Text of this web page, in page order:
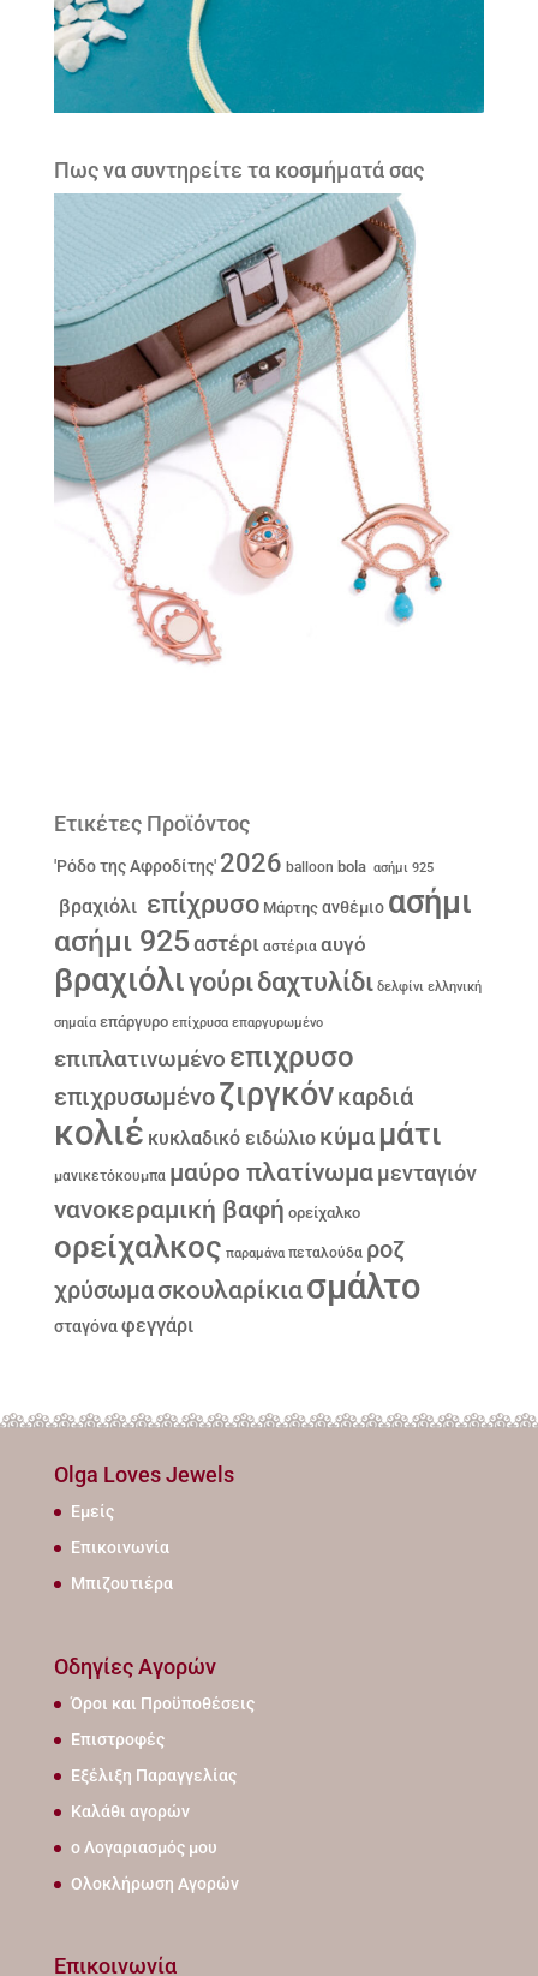
Πως να συντηρείτε τα κοσμήματά σας
Ετικέτες Προϊόντος
'Ρόδο της Αφροδίτης' 2026 balloon bola ασήμι 925
βραχιόλι επίχρυσο Μάρτης ανθέμιο ασήμι
ασήμι 925αστέρι αστέρια αυγό
βραχιόλιγούριδαχτυλίδι δελφίνι ελληνική
σημαία επάργυρο επίχρυσα επαργυρωμένο
επιπλατινωμένο επιχρυσο
επιχρυσωμένοζιργκόνκαρδιά
κολιέ κυκλαδικό ειδώλιο κύμα μάτι
μανικετόκουμπα μαύρο πλατίνωμα μενταγιόν
νανοκεραμική βαφή ορείχαλκο
ορείχαλκος παραμάνα πεταλούδα ροζ
χρύσωμασκουλαρίκιασμάλτο
σταγόνα φεγγάρι
Olga Loves Jewels
Εμείς
Επικοινωνία
Μπιζουτιέρα
Οδηγίες Αγορών
Όροι και Προϋποθέσεις
Επιστροφές
Εξέλιξη Παραγγελίας
Καλάθι αγορών
ο Λογαριασμός μου
Ολοκλήρωση Αγορών
Επικοινωνία